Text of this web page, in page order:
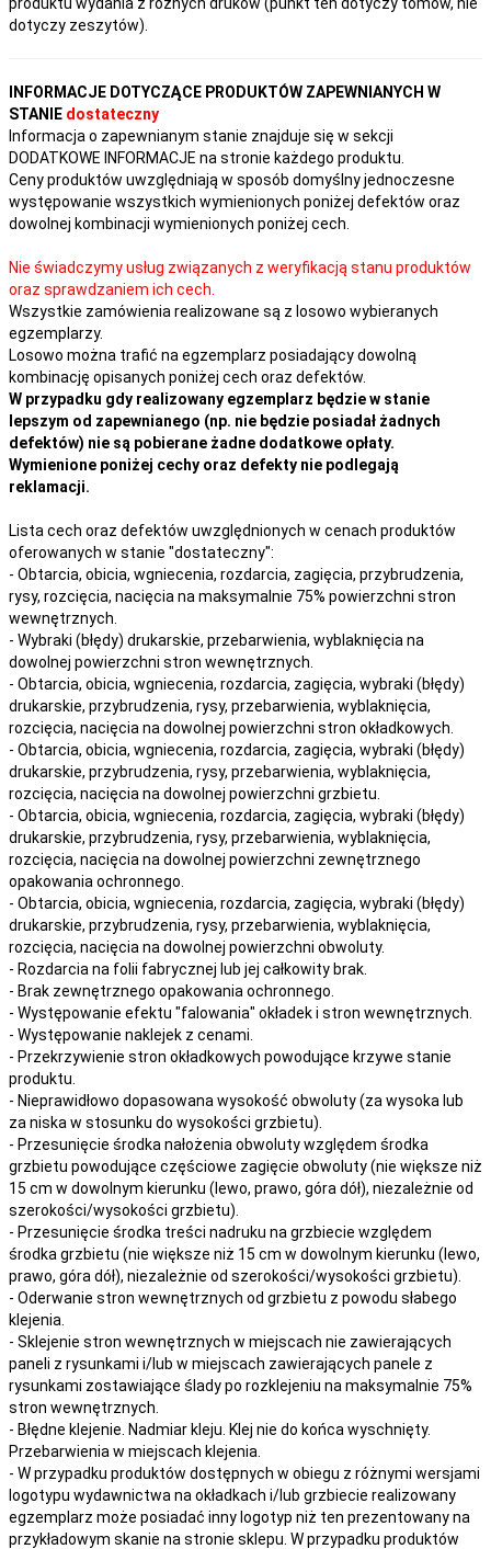
dotyczy zeszytów).
INFORMACJE DOTYCZĄCE PRODUKTÓW ZAPEWNIANYCH W
STANIE dostateczny
Informacja o zapewnianym stanie znajduje się w sekcji
DODATKOWE INFORMACJE na stronie każdego produktu.
Ceny produktów uwzględniają w sposób domyślny jednoczesne
występowanie wszystkich wymienionych poniżej defektów oraz
dowolnej kombinacji wymienionych poniżej cech.
Nie świadczymy usług związanych z weryfikacją stanu produktów
oraz sprawdzaniem ich cech.
Wszystkie zamówienia realizowane są z losowo wybieranych
egzemplarzy.
Losowo można trafić na egzemplarz posiadający dowolną
kombinację opisanych poniżej cech oraz defektów.
W przypadku gdy realizowany egzemplarz będzie w stanie
lepszym od zapewnianego (np. nie będzie posiadał żadnych
defektów) nie są pobierane żadne dodatkowe opłaty.
Wymienione poniżej cechy oraz defekty nie podlegają
reklamacji.
Lista cech oraz defektów uwzględnionych w cenach produktów
oferowanych w stanie "dostateczny":
- Obtarcia, obicia, wgniecenia, rozdarcia, zagięcia, przybrudzenia,
rysy, rozcięcia, nacięcia na maksymalnie 75% powierzchni stron
wewnętrznych.
- Wybraki (błędy) drukarskie, przebarwienia, wyblaknięcia na
dowolnej powierzchni stron wewnętrznych.
- Obtarcia, obicia, wgniecenia, rozdarcia, zagięcia, wybraki (błędy)
drukarskie, przybrudzenia, rysy, przebarwienia, wyblaknięcia,
rozcięcia, nacięcia na dowolnej powierzchni stron okładkowych.
- Obtarcia, obicia, wgniecenia, rozdarcia, zagięcia, wybraki (błędy)
drukarskie, przybrudzenia, rysy, przebarwienia, wyblaknięcia,
rozcięcia, nacięcia na dowolnej powierzchni grzbietu.
- Obtarcia, obicia, wgniecenia, rozdarcia, zagięcia, wybraki (błędy)
drukarskie, przybrudzenia, rysy, przebarwienia, wyblaknięcia,
rozcięcia, nacięcia na dowolnej powierzchni zewnętrznego
opakowania ochronnego.
- Obtarcia, obicia, wgniecenia, rozdarcia, zagięcia, wybraki (błędy)
drukarskie, przybrudzenia, rysy, przebarwienia, wyblaknięcia,
rozcięcia, nacięcia na dowolnej powierzchni obwoluty.
- Rozdarcia na folii fabrycznej lub jej całkowity brak.
- Brak zewnętrznego opakowania ochronnego.
- Występowanie efektu "falowania" okładek i stron wewnętrznych.
- Występowanie naklejek z cenami.
- Przekrzywienie stron okładkowych powodujące krzywe stanie
produktu.
- Nieprawidłowo dopasowana wysokość obwoluty (za wysoka lub
za niska w stosunku do wysokości grzbietu).
- Przesunięcie środka nałożenia obwoluty względem środka
grzbietu powodujące częściowe zagięcie obwoluty (nie większe niż
15 cm w dowolnym kierunku (lewo, prawo, góra dół), niezależnie od
szerokości/wysokości grzbietu).
- Przesunięcie środka treści nadruku na grzbiecie względem
środka grzbietu (nie większe niż 15 cm w dowolnym kierunku (lewo,
prawo, góra dół), niezależnie od szerokości/wysokości grzbietu).
- Oderwanie stron wewnętrznych od grzbietu z powodu słabego
klejenia.
- Sklejenie stron wewnętrznych w miejscach nie zawierających
paneli z rysunkami i/lub w miejscach zawierających panele z
rysunkami zostawiające ślady po rozklejeniu na maksymalnie 75%
stron wewnętrznych.
- Błędne klejenie. Nadmiar kleju. Klej nie do końca wyschnięty.
Przebarwienia w miejscach klejenia.
- W przypadku produktów dostępnych w obiegu z różnymi wersjami
logotypu wydawnictwa na okładkach i/lub grzbiecie realizowany
egzemplarz może posiadać inny logotyp niż ten prezentowany na
przykładowym skanie na stronie sklepu. W przypadku produktów